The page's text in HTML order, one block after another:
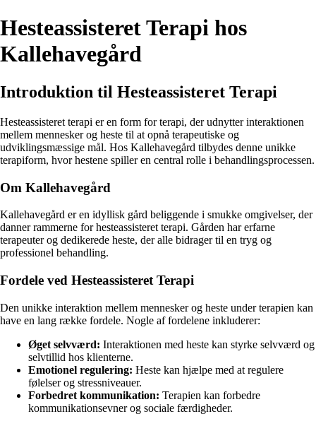
Hesteassisteret Terapi hos
Kallehavegård
Introduktion til Hesteassisteret Terapi
Hesteassisteret terapi er en form for terapi, der udnytter interaktionen
mellem mennesker og heste til at opnå terapeutiske og
udviklingsmæssige mål. Hos Kallehavegård tilbydes denne unikke
terapiform, hvor hestene spiller en central rolle i behandlingsprocessen.
Om Kallehavegård
Kallehavegård er en idyllisk gård beliggende i smukke omgivelser, der
danner rammerne for hesteassisteret terapi. Gården har erfarne
terapeuter og dedikerede heste, der alle bidrager til en tryg og
professionel behandling.
Fordele ved Hesteassisteret Terapi
Den unikke interaktion mellem mennesker og heste under terapien kan
have en lang række fordele. Nogle af fordelene inkluderer:
Øget selvværd: Interaktionen med heste kan styrke selvværd og
selvtillid hos klienterne.
Emotionel regulering: Heste kan hjælpe med at regulere
følelser og stressniveauer.
Forbedret kommunikation: Terapien kan forbedre
kommunikationsevner og sociale færdigheder.